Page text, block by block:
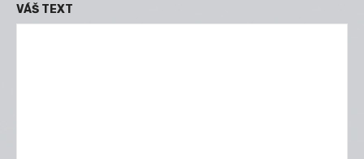
VÁŠ TEXT